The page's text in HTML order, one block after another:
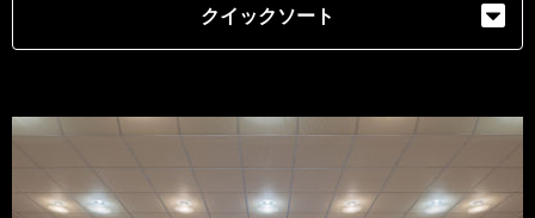
クイックソート